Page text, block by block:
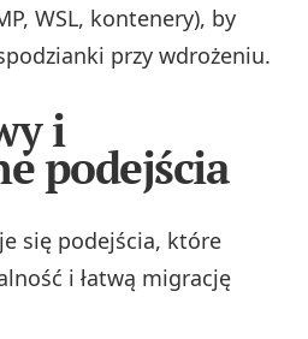
WSL, kontenery), by
przy wdrożeniu.
i
podejścia
się podejścia, które
i łatwą migrację